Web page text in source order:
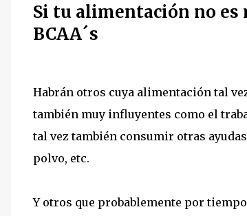
Si tu alimentación no es
BCAA´s
Habrán otros cuya alimentación tal
también muy influyentes como el
tal vez también consumir otras
polvo, etc.
Y otros que probablemente por